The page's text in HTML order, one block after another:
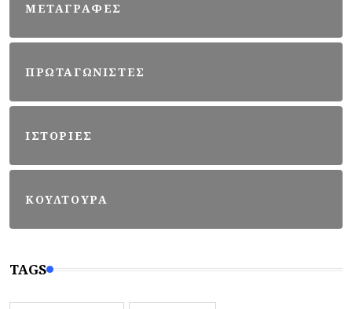
ΜΕΤΑΓΡΑΦΕΣ
ΠΡΩΤΑΓΩΝΙΣΤΕΣ
ΙΣΤΟΡΙΕΣ
ΚΟΥΛΤΟΥΡΑ
TAGS